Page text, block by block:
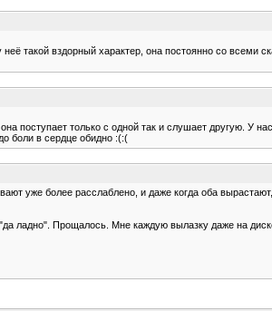
такой вздорный характер, она постоянно со всеми
поступает только с одной так и слушает другую. У
боли в сердце обидно :(:(
уже более расслаблено, и даже когда оба
ладно". Прощалось. Мне каждую вылазку даже на